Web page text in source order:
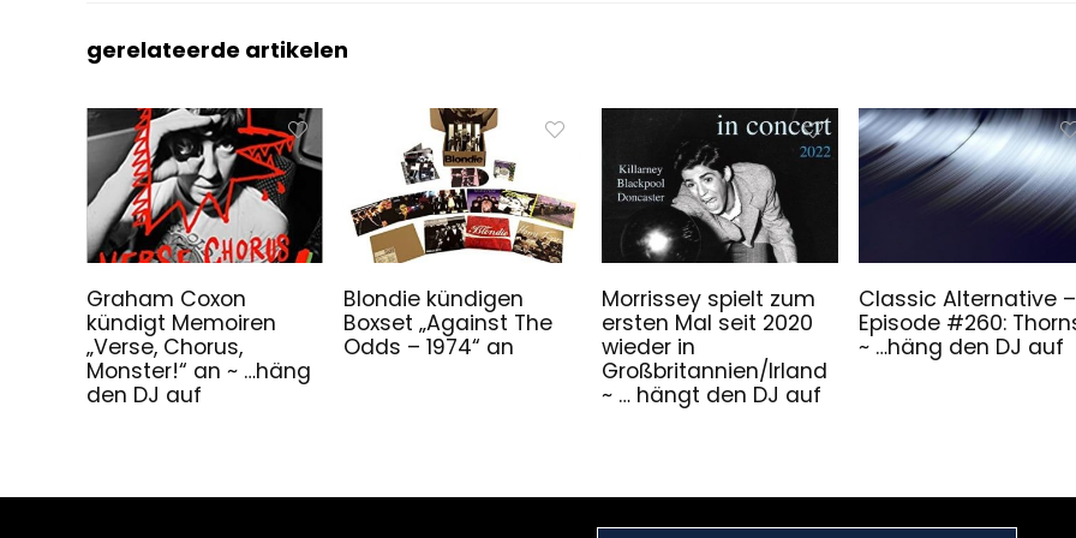
gerelateerde artikelen
Graham Coxon
kündigt Memoiren
„Verse, Chorus,
Monster!“ an ~ …häng
den DJ auf
Blondie kündigen
Boxset „Against The
Odds – 1974“ an
Morrissey spielt zum
ersten Mal seit 2020
wieder in
Großbritannien/Irland
~ … hängt den DJ auf
Classic Alternative –
Episode #260:
~ …häng den DJ auf